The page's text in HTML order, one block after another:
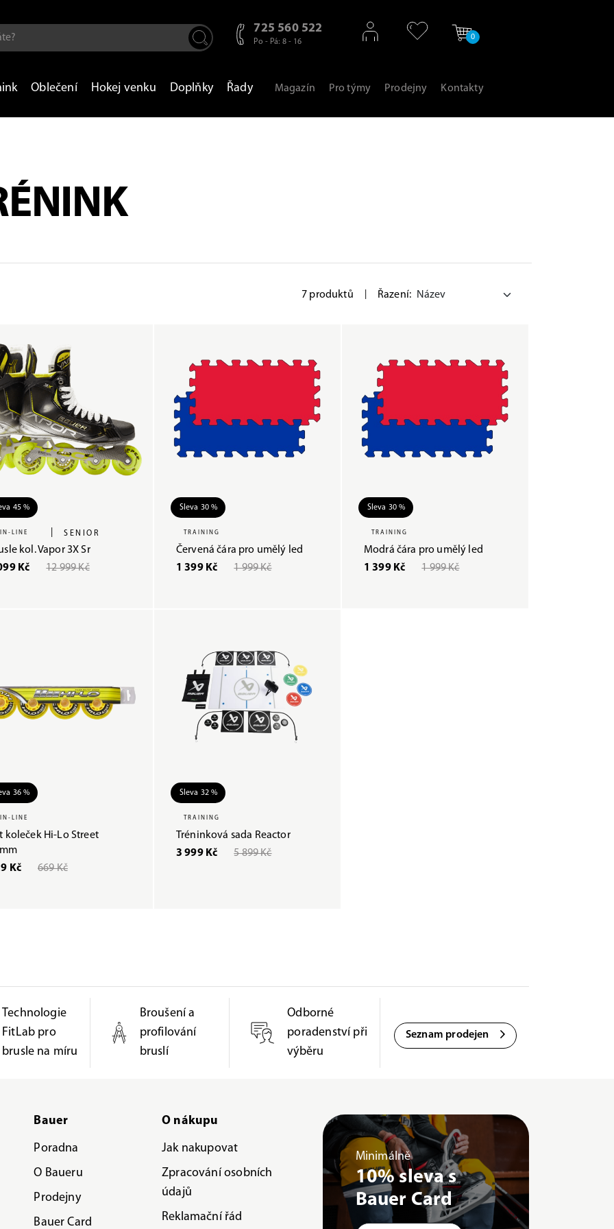
725 560 522
Po - Pá: 8 - 16
0
Oblečení Hokej venku Doplňky Řady Magazín Pro týmy Prodejny Kontakty
7 produktů Řazení:
45 %
IN-LINE SENIOR
kol. Vapor 3X Sr
Kč
12 999 Kč
Sleva 30 %
TRAINING
Červená čára pro umělý led
1 399 Kč
1 999 Kč
Sleva 30 %
TRAINING
Modrá čára pro umělý led
1 399 Kč
1 999 Kč
36 %
IN-LINE
koleček Hi-Lo Street
Kč
669 Kč
Sleva 32 %
TRAINING
Tréninková sada Reactor
3 999 Kč
5 899 Kč
Technologie
FitLab pro
brusle na míru
Broušení a
profilování
bruslí
Odborné
poradenství při
výběru
Seznam prodejen
Bauer
Poradna
O Baueru
Prodejny
Bauer Card
O nákupu
Jak nakupovat
Zpracování osobních
údajů
Reklamační řád
Minimálně
10% sleva s
Bauer Card